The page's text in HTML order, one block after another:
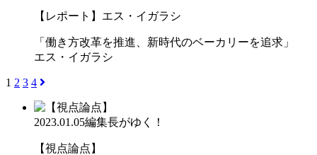
【レポート】エス・イガラシ
「働き方改革を推進、新時代のベーカリーを追求」
エス・イガラシ
1 2 3 4
2023.01.05編集長がゆく！
【視点論点】